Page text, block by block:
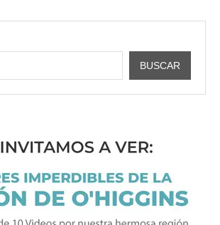
BUSCAR